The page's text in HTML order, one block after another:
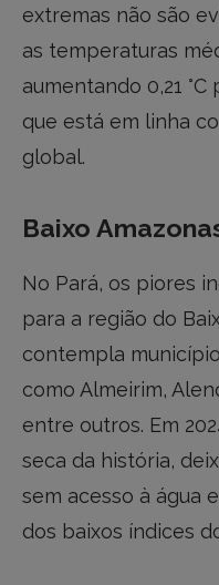
extremas não são
as temperaturas
aumentando 0,21
que está em linha
global.
Baixo
No Pará, os piores
para a região do
contempla
como Almeirim,
entre outros. Em
seca da história,
sem acesso à água
dos baixos índices